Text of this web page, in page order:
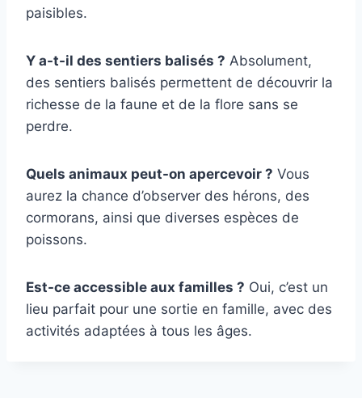
paisibles.
Y a-t-il des sentiers balisés ? Absolument,
des sentiers balisés permettent de découvrir la
richesse de la faune et de la flore sans se
perdre.
Quels animaux peut-on apercevoir ? Vous
aurez la chance d’observer des hérons, des
cormorans, ainsi que diverses espèces de
poissons.
Est-ce accessible aux familles ? Oui, c’est un
lieu parfait pour une sortie en famille, avec des
activités adaptées à tous les âges.